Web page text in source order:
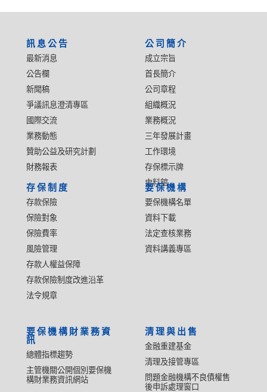
訊息公告
最新消息
公告欄
新聞稿
爭議訊息澄清專區
國際交流
業務動態
贊助公益及研究計劃
財務報表
公司簡介
成立宗旨
首長簡介
公司章程
組織概況
業務概況
三年發展計畫
工作環境
存保標示牌
史料館
存保制度
存款保險
保險對象
保險費率
風險管理
存款人權益保障
存款保險制度改進沿革
法令規章
要保機構
要保機構名單
資料下載
法定查核業務
資料講義專區
要保機構財業務資
訊
總體指標趨勢
主管機關公開個別要保機
構財業務資訊網站
清理與出售
金融重建基金
清理及接管專區
問題金融機構不良債權售
後申訴處理窗口